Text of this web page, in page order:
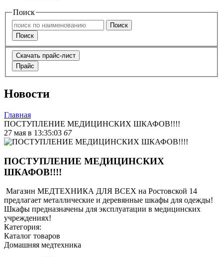
Поиск
Поиск
Поиск
Скачать прайс-лист
Прайс
Новости
Главная
ПОСТУПЛЕНИЕ МЕДИЦИНСКИХ ШКАФОВ!!!!
27 мая в 13:35:03 67
ПОСТУПЛЕНИЕ МЕДИЦИНСКИХ
ШКАФОВ!!!!
Магазин МЕДТЕХНИКА ДЛЯ ВСЕХ на Ростовской 14
предлагает металлические и деревянные шкафы для одежды!
Шкафы предназначены для эксплуатации в медицинских
учреждениях!
Категория:
Каталог товаров
Домашняя медтехника